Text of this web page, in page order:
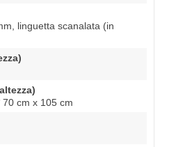
linguetta scanalata (in
cm x 105 cm